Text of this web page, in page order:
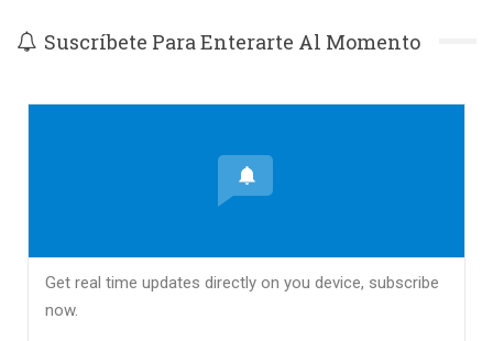
Suscríbete Para Enterarte Al Momento
Get real time updates directly on you device, subscribe
now.